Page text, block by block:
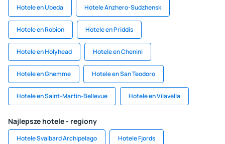
Hotele en Ubeda Hotele Anzhero-Sudzhensk
Hotele en Robion Hotele en Priddis
Hotele en Holyhead Hotele en Chenini
Hotele en Ghemme Hotele en San Teodoro
Hotele en Saint-Martin-Bellevue Hotele en Vilavella
Najlepsze hotele - regiony
Hotele Svalbard Archipelago Hotele Fjords